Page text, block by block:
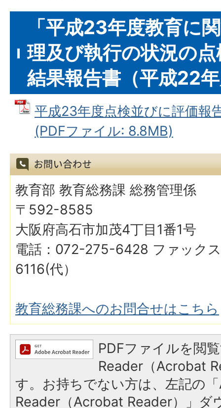
「平成23年度教育に
理及び執行の状況の
結果報告書（平成22
平成23年度点検並びに評価報
(PDFファイル: 8.8MB)
教育部 教育総務課 総務管理係
〒592-8585
大阪府高石市加茂4丁目1番1号
電話：072-275-6428 ファック
6116(代）
教育総務課へのお問合せはこちら
PDFファイルを閲
Reader（Acrobat
す。お持ちでない方は、左記の
Reader（Acrobat Reader）」ダ